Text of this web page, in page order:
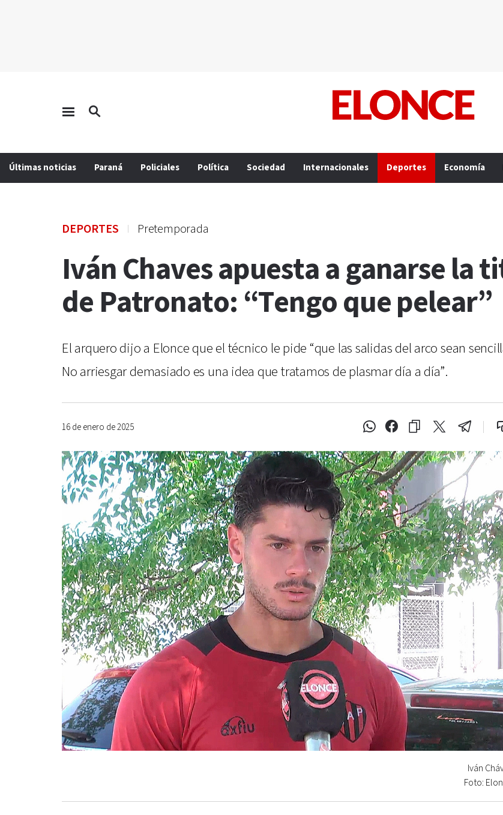
Últimas noticias Paraná Policiales Política Sociedad Internacionales Deportes Economía
DEPORTES Pretemporada
Iván Chaves apuesta a ganarse la
de Patronato: “Tengo que pelear”
El arquero dijo a Elonce que el técnico le pide “que las salidas del arco sean
No arriesgar demasiado es una idea que tratamos de plasmar día a día”.
16 de enero de 2025
Iván
Foto: